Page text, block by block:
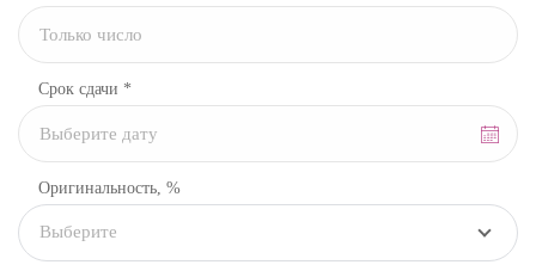
Срок сдачи *
Оригинальность, %
Выберите